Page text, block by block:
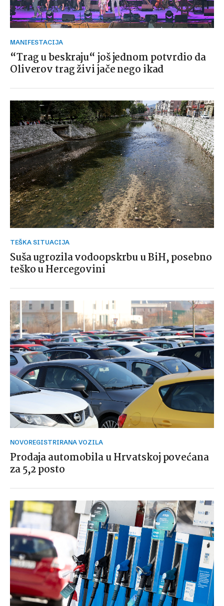
MANIFESTACIJA
“Trag u beskraju“ još jednom potvrdio da
Oliverov trag živi jače nego ikad
TEŠKA SITUACIJA
Suša ugrozila vodoopskrbu u BiH, posebno
teško u Hercegovini
NOVOREGISTRIRANA VOZILA
Prodaja automobila u Hrvatskoj povećana
za 5,2 posto